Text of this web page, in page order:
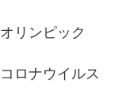
オリンピック
コロナウイルス